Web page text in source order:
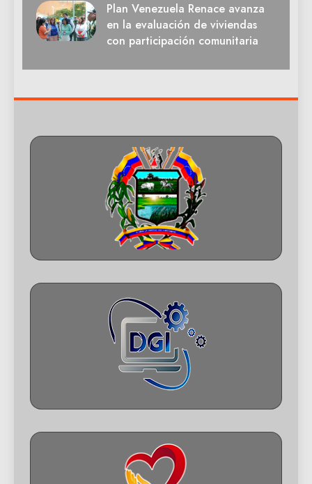
Plan Venezuela Renace avanza
en la evaluación de viviendas
con participación comunitaria